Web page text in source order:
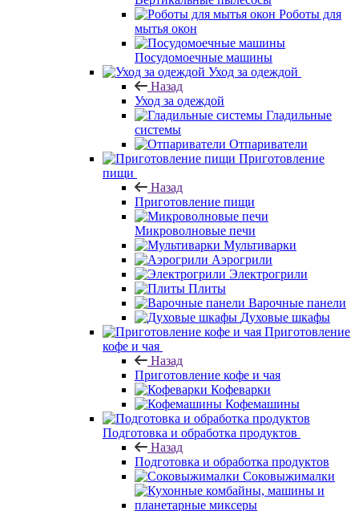
Роботы для
мытья окон
Посудомоечные машины
Уход за одеждой
Назад
Уход за одеждой
Гладильные
системы
Отпариватели
Приготовление
пищи
Назад
Приготовление пищи
Микроволновые печи
Мультиварки
Аэрогрили
Электрогрили
Плиты
Варочные панели
Духовые шкафы
Приготовление
кофе и чая
Назад
Приготовление кофе и чая
Кофеварки
Кофемашины
Подготовка и обработка продуктов
Назад
Подготовка и обработка продуктов
Соковыжималки